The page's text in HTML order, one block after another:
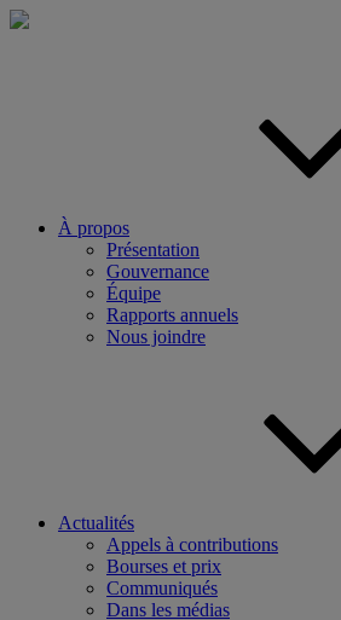
Aller
À propos
Présentation
Gouvernance
Équipe
Rapports annuels
Nous joindre
Actualités
Appels à contributions
Bourses et prix
Communiqués
Dans les médias